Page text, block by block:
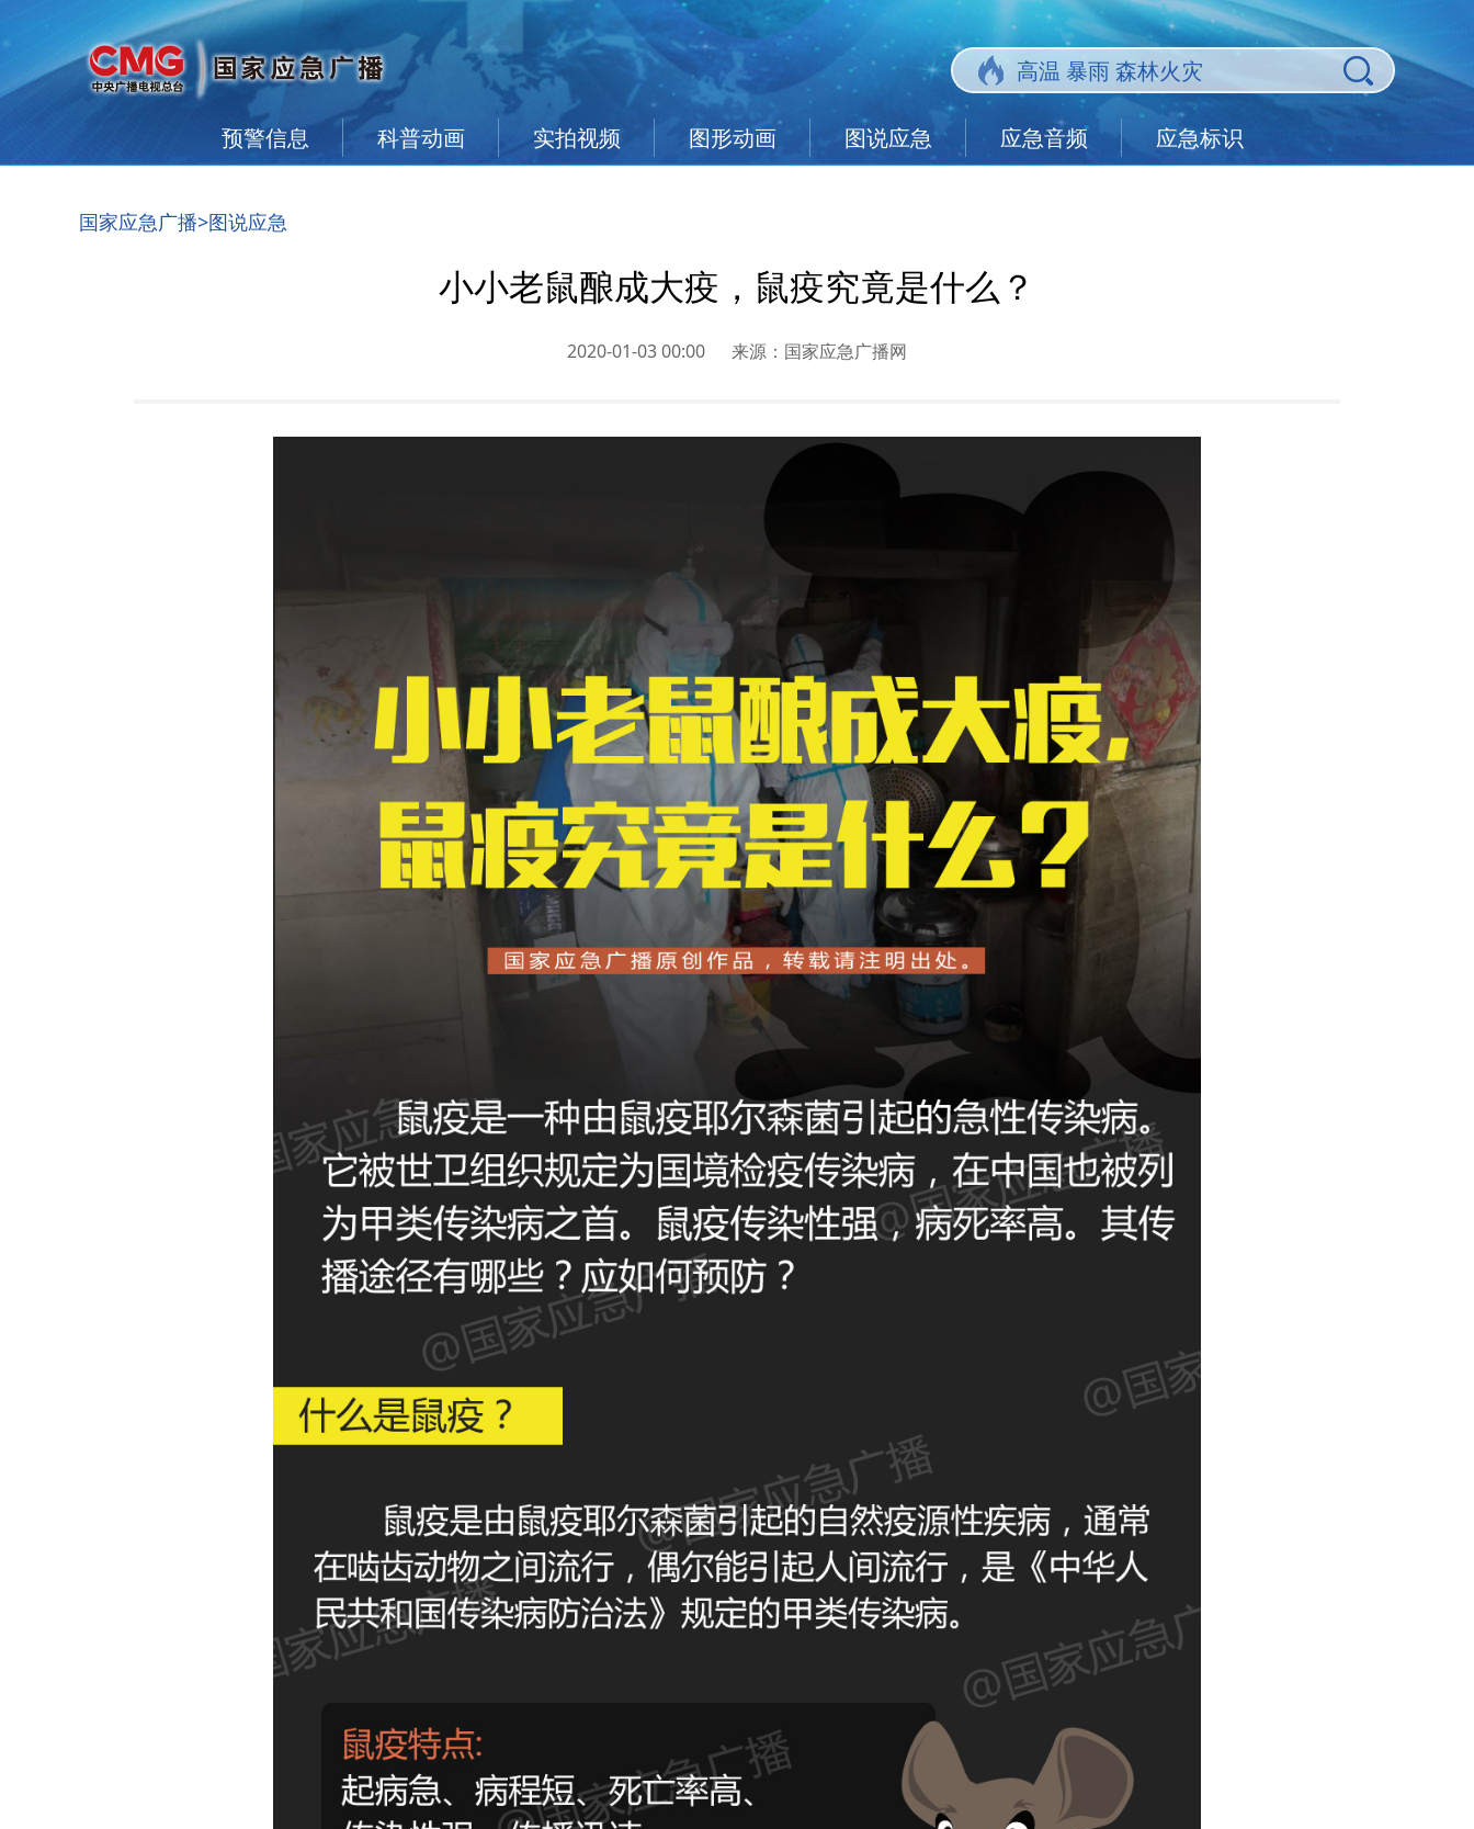
预警信息 科普动画 实拍视频 图形动画 图说应急 应急音频 应急标识
国家应急广播>图说应急
小小老鼠酿成大疫，鼠疫究竟是什么？
2020-01-03 00:00 来源： 国家应急广播网